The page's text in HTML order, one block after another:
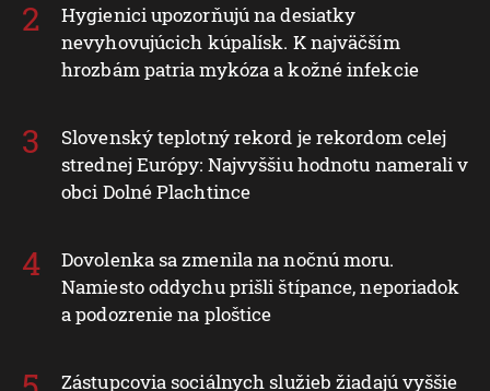
Hygienici upozorňujú na desiatky
nevyhovujúcich kúpalísk. K najväčším
hrozbám patria mykóza a kožné infekcie
Slovenský teplotný rekord je rekordom celej
strednej Európy: Najvyššiu hodnotu namerali v
obci Dolné Plachtince
Dovolenka sa zmenila na nočnú moru.
Namiesto oddychu prišli štípance, neporiadok
a podozrenie na ploštice
Zástupcovia sociálnych služieb žiadajú vyššie